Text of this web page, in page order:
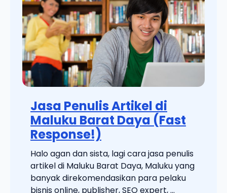
Jasa Penulis Artikel di
Maluku Barat Daya (Fast
Response!)
Halo agan dan sista, lagi cara jasa penulis
artikel di Maluku Barat Daya, Maluku yang
banyak direkomendasikan para pelaku
bisnis online, publisher, SEO expert, ...